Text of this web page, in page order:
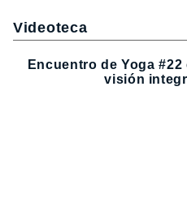
Videoteca
Encuentro de Yoga
visión